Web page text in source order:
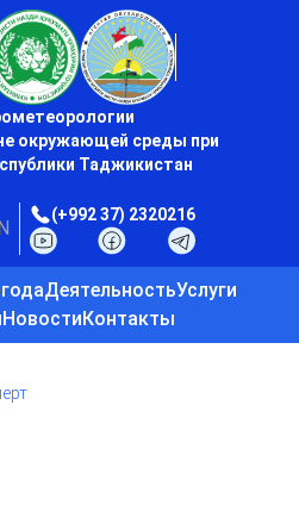
окружающей среды при
Таджикистан
(+992 37) 2320216
ДеятельностьУслуги
НовостиКонтакты